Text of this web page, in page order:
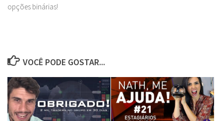
opções binárias!
VOCÊ PODE GOSTAR...